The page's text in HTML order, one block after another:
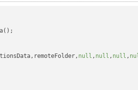
null , null , null ,